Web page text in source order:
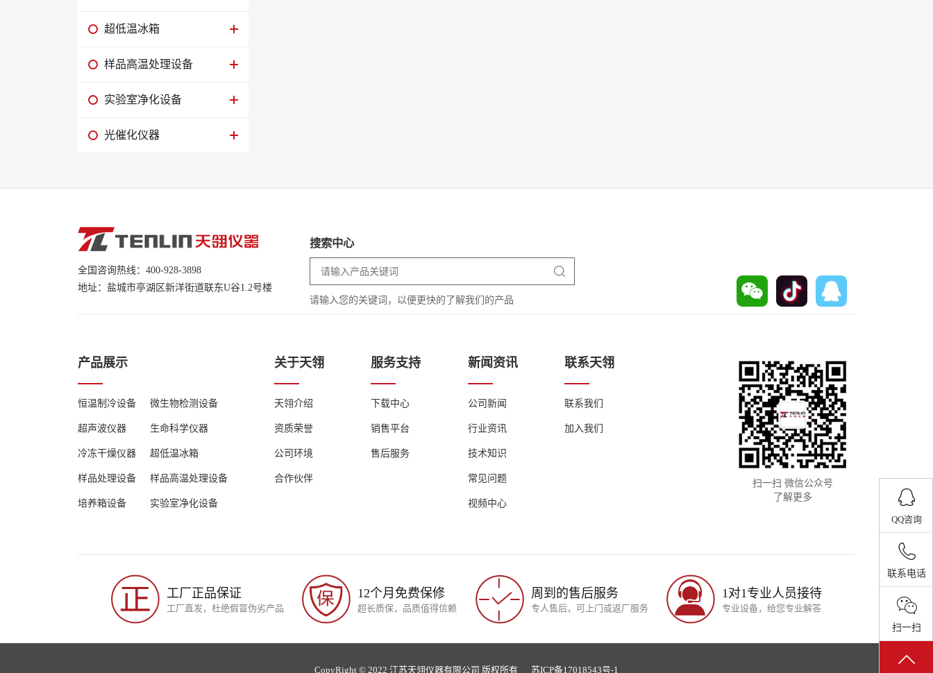
超低温冰箱
样品高温处理设备
实验室净化设备
光催化仪器
全国咨询热线：400-928-3898
地址：盐城市亭湖区新洋街道联东U谷1.2号楼
搜索中心
请输入您的关键词，以便更快的了解我们的产品
产品展示
恒温制冷设备
超声波仪器
冷冻干燥仪器
样品处理设备
培养箱设备
微生物检测设备
生命科学仪器
超低温冰箱
样品高温处理设备
实验室净化设备
关于天翎
天翎介绍
资质荣誉
公司环境
合作伙伴
服务支持
下载中心
销售平台
售后服务
新闻资讯
公司新闻
行业资讯
技术知识
常见问题
视频中心
联系天翎
联系我们
加入我们
扫一扫 微信公众号
了解更多
工厂正品保证
工厂直发，杜绝假冒伪劣产品
12个月免费保修
超长质保，品质值得信赖
周到的售后服务
专人售后，可上门或返厂服务
1对1专业人员接待
专业设备，给您专业解答
CopyRight © 2022 江苏天翎仪器有限公司 版权所有 苏ICP备17018543号-1
QQ咨询
联系电话
扫一扫